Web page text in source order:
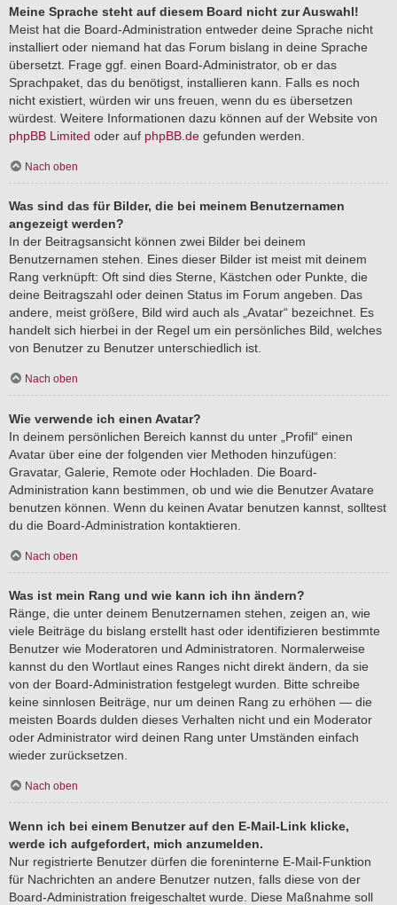
Meine Sprache steht auf diesem Board nicht zur Auswahl!
Meist hat die Board-Administration entweder deine Sprache nicht
installiert oder niemand hat das Forum bislang in deine Sprache
übersetzt. Frage ggf. einen Board-Administrator, ob er das
Sprachpaket, das du benötigst, installieren kann. Falls es noch
nicht existiert, würden wir uns freuen, wenn du es übersetzen
würdest. Weitere Informationen dazu können auf der Website von
phpBB Limited oder auf phpBB.de gefunden werden.
Nach oben
Was sind das für Bilder, die bei meinem Benutzernamen
angezeigt werden?
In der Beitragsansicht können zwei Bilder bei deinem
Benutzernamen stehen. Eines dieser Bilder ist meist mit deinem
Rang verknüpft: Oft sind dies Sterne, Kästchen oder Punkte, die
deine Beitragszahl oder deinen Status im Forum angeben. Das
andere, meist größere, Bild wird auch als „Avatar“ bezeichnet. Es
handelt sich hierbei in der Regel um ein persönliches Bild, welches
von Benutzer zu Benutzer unterschiedlich ist.
Nach oben
Wie verwende ich einen Avatar?
In deinem persönlichen Bereich kannst du unter „Profil“ einen
Avatar über eine der folgenden vier Methoden hinzufügen:
Gravatar, Galerie, Remote oder Hochladen. Die Board-
Administration kann bestimmen, ob und wie die Benutzer Avatare
benutzen können. Wenn du keinen Avatar benutzen kannst, solltest
du die Board-Administration kontaktieren.
Nach oben
Was ist mein Rang und wie kann ich ihn ändern?
Ränge, die unter deinem Benutzernamen stehen, zeigen an, wie
viele Beiträge du bislang erstellt hast oder identifizieren bestimmte
Benutzer wie Moderatoren und Administratoren. Normalerweise
kannst du den Wortlaut eines Ranges nicht direkt ändern, da sie
von der Board-Administration festgelegt wurden. Bitte schreibe
keine sinnlosen Beiträge, nur um deinen Rang zu erhöhen — die
meisten Boards dulden dieses Verhalten nicht und ein Moderator
oder Administrator wird deinen Rang unter Umständen einfach
wieder zurücksetzen.
Nach oben
Wenn ich bei einem Benutzer auf den E-Mail-Link klicke,
werde ich aufgefordert, mich anzumelden.
Nur registrierte Benutzer dürfen die foreninterne E-Mail-Funktion
für Nachrichten an andere Benutzer nutzen, falls diese von der
Board-Administration freigeschaltet wurde. Diese Maßnahme soll